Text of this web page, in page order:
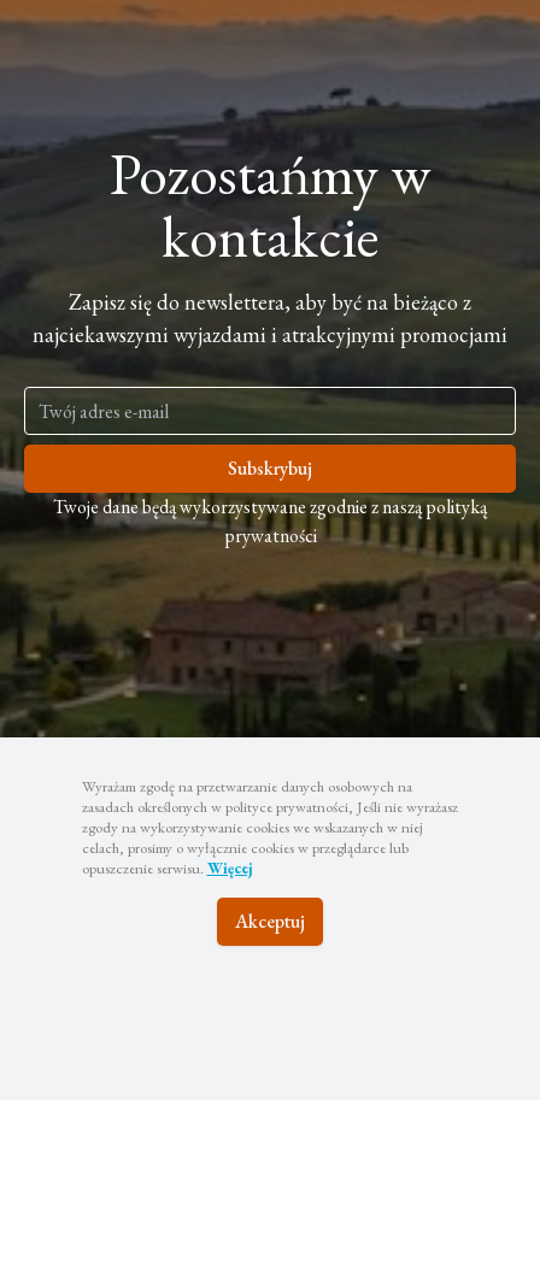
Wyrażam zgodę na przetwarzanie danych osobowych na
zasadach określonych w polityce prywatności, Jeśli nie wyrażasz
zgody na wykorzystywanie cookies we wskazanych w niej
celach, prosimy o wyłącznie cookies w przeglądarce lub
opuszczenie serwisu. Więcej
Akceptuj
Pozostańmy w
kontakcie
Zapisz się do newslettera, aby być na bieżąco z
najciekawszymi wyjazdami i atrakcyjnymi promocjami
Subskrybuj
Twoje dane będą wykorzystywane zgodnie z naszą polityką
prywatności